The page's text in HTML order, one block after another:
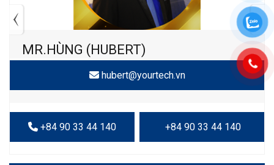
MR.HÙNG (HUBERT)
hubert@yourtech.vn
+84 90 33 44 140 +84 90 33 44 140